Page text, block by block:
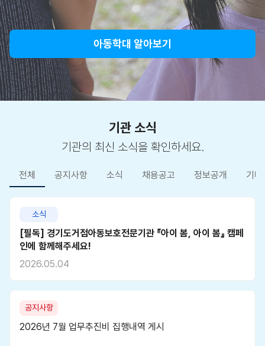
아동학대 알아보기
기관 소식
기관의 최신 소식을 확인하세요.
전체 공지사항 소식 채용공고 정보공개 기타
소식
[필독] 경기도거점아동보호전문기관 『아이 봄, 아이 봄』 캠페
인에 함께해주세요!
2026.05.04
공지사항
2026년 7월 업무추진비 집행내역 게시